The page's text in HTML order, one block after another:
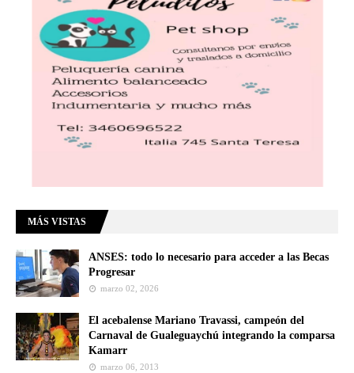
MÁS VISTAS
ANSES: todo lo necesario para acceder a las Becas
Progresar
marzo 02, 2026
El acebalense Mariano Travassi, campeón del
Carnaval de Gualeguaychú integrando la comparsa
Kamarr
marzo 06, 2013